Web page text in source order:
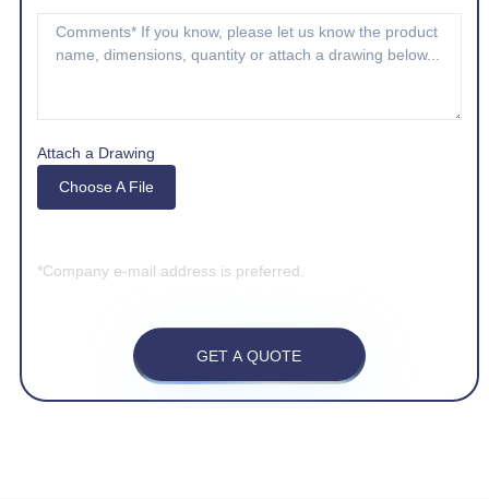
Attach a Drawing
Choose A File
*Company e-mail address is preferred.
GET A QUOTE